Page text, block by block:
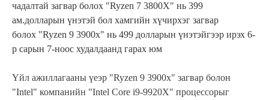
чадалтай загвар болох "Ryzen 7 3800X" нь 399
ам.долларын үнэтэй бол хамгийн хүчирхэг загвар
болох "Ryzen 9 3900x" нь 499 долларын үнэтэйгээр ирэх 6-
р сарын 7-ноос худалдаанд гарах юм
Үйл ажиллагааны үеэр "Ryzen 9 3900x" загвар болон
"Intel" компанийн "Intel Core i9-9920Х" процессорыг